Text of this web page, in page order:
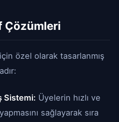
Çözümleri
özel olarak tasarlanmış
Sistemi: Üyelerin hızlı ve
sağlayarak sıra